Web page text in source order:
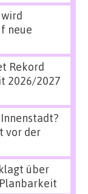
neue
Rekord
2026/2027
vor der
über